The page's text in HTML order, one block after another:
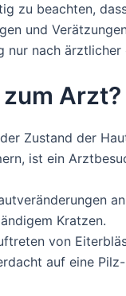
zu beachten,
und
nur nach
zum Arzt?
Zustand der
ist ein
Kratzen.
von
auf eine